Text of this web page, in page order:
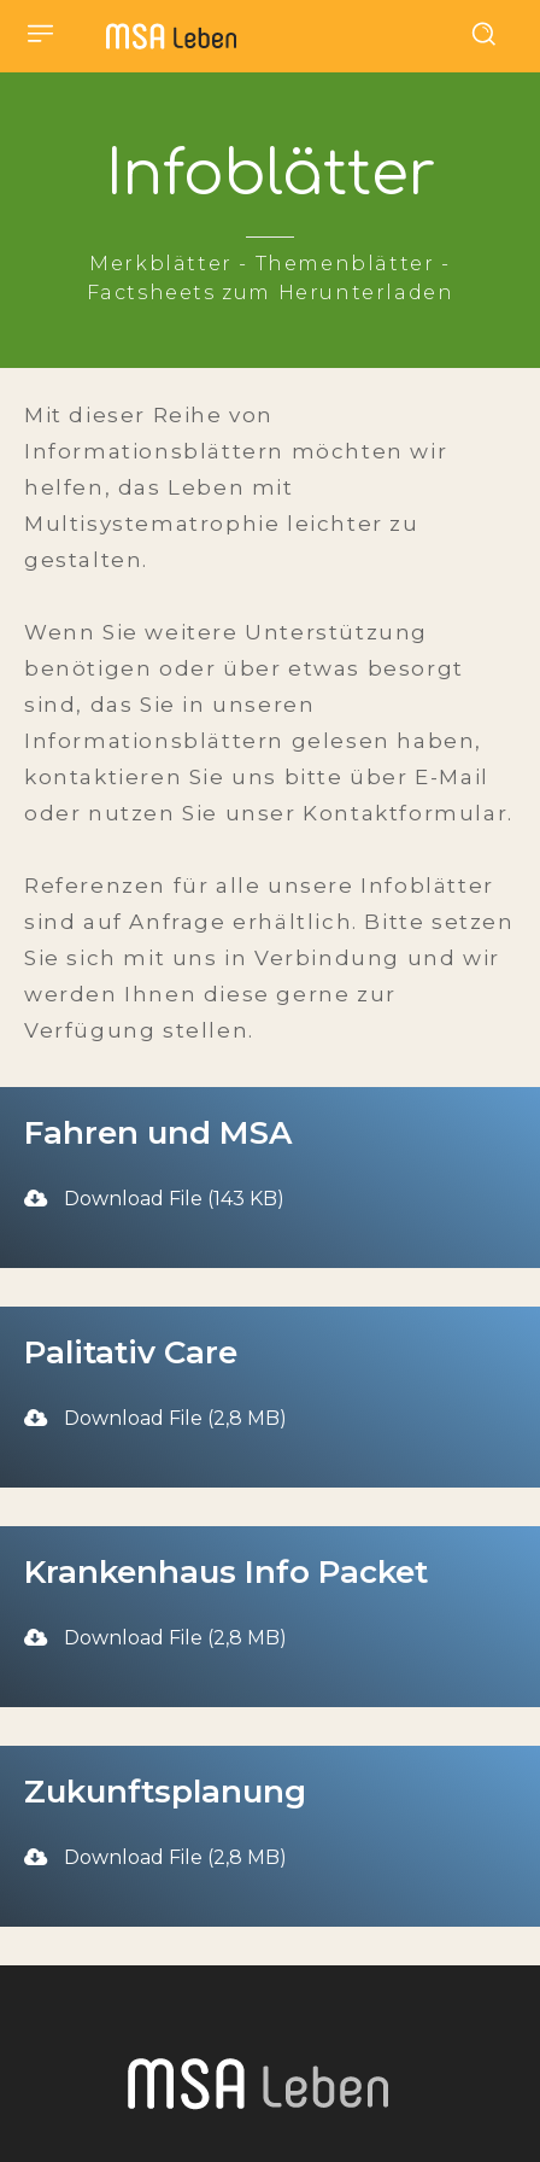
Infoblätter
Merkblätter - Themenblätter -
Factsheets zum Herunterladen
Mit dieser Reihe von
Informationsblättern möchten wir
helfen, das Leben mit
Multisystematrophie leichter zu
gestalten.
Wenn Sie weitere Unterstützung
benötigen oder über etwas besorgt
sind, das Sie in unseren
Informationsblättern gelesen haben,
kontaktieren Sie uns bitte über E-Mail
oder nutzen Sie unser Kontaktformular.
Referenzen für alle unsere Infoblätter
sind auf Anfrage erhältlich. Bitte setzen
Sie sich mit uns in Verbindung und wir
werden Ihnen diese gerne zur
Verfügung stellen.
Fahren und MSA
Download File (143 KB)
Palitativ Care
Download File (2,8 MB)
Krankenhaus Info Packet
Download File (2,8 MB)
Zukunftsplanung
Download File (2,8 MB)